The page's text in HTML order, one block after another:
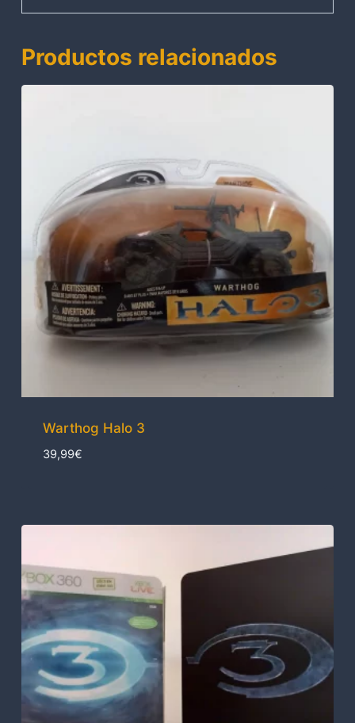
Productos relacionados
Warthog Halo 3
39,99€